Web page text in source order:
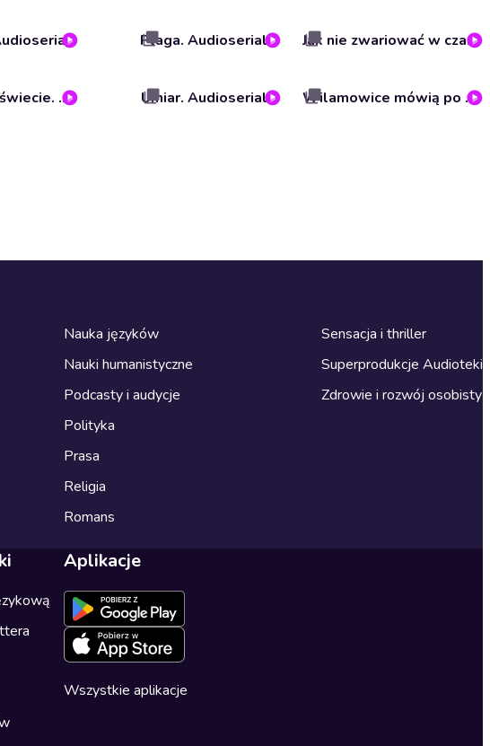
Miła robótka. Audioserial reporterski Plaga. Audioserial Jak nie zwariować w czasach zarazy. Audioserial
Sen o wolnym świecie. Audioserial Umiar. Audioserial Wilamowice mówią po swojemu. Audioserial
Nauka języków
Nauki humanistyczne
Podcasty i audycje
Polityka
Prasa
Religia
Romans
Sensacja i thriller
Superprodukcje Audioteki
Zdrowie i rozwój osobisty
Aplikacje
Wszystkie aplikacje